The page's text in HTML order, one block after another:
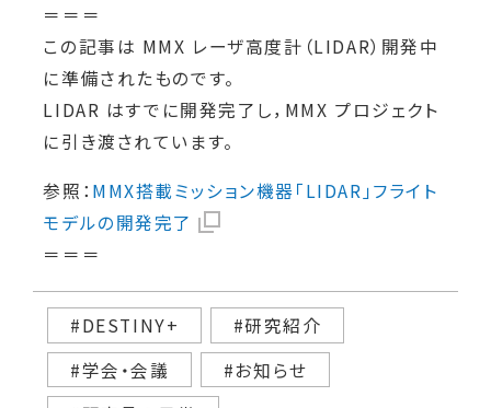
＝＝＝
この記事は MMX レーザ高度計（LIDAR）開発中
に準備されたものです。
LIDAR はすでに開発完了し，MMX プロジェクト
に引き渡されています。
参照： MMX搭載ミッション機器「LIDAR」フライト
モデルの開発完了
＝＝＝
#DESTINY+
#研究紹介
#学会・会議
#お知らせ